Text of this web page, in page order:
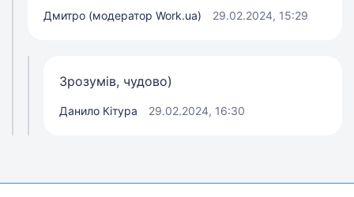
Дмитро (модератор Work.ua) 29.02.2024, 15:29
Зрозумів, чудово)
Данило Кітура 29.02.2024, 16:30